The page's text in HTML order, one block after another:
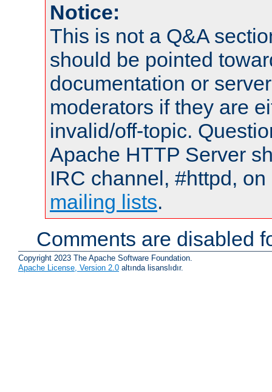
Notice:
This is not a Q&A
should be pointed
documentation or
moderators if they are
invalid/off-topic.
Apache HTTP Server
IRC channel, #httpd,
mailing lists.
Comments are disabled
Copyright 2023 The Apache Software Foundation.
Apache License, Version 2.0 altında lisanslıdır.